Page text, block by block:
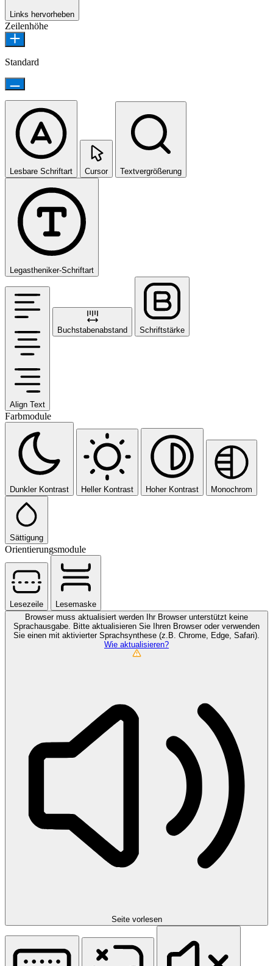
Links hervorheben
Zeilenhöhe
Standard
Lesbare Schriftart Cursor Textvergrößerung
Legastheniker-Schriftart
Align Text
Buchstabenabstand Schriftstärke
Farbmodule
Dunkler Kontrast Heller Kontrast Hoher Kontrast Monochrom
Sättigung
Orientierungsmodule
Lesezeile
Lesemaske
Browser muss aktualisiert werden
Ihr Browser unterstützt keine
Sprachausgabe. Bitte aktualisieren Sie Ihren Browser oder verwenden
Sie einen mit aktivierter Sprachsynthese (z.B. Chrome, Edge, Safari).
Wie aktualisieren?
Seite vorlesen